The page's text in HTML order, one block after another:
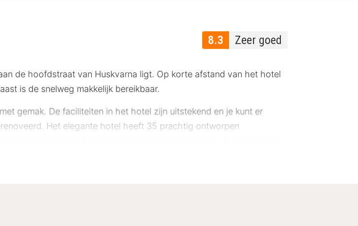
8.3 Zeer goed
de hoofdstraat van Huskvarna ligt. Op korte afstand van het hotel
is de snelweg makkelijk bereikbaar.
gemak. De faciliteiten in het hotel zijn uitstekend en je kunt er
Het elegante hotel heeft 35 prachtig ontworpen